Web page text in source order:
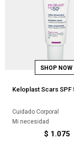
Keloplast Scars SPF
Cuidado Corporal
Mi necesidad
$ 1.075